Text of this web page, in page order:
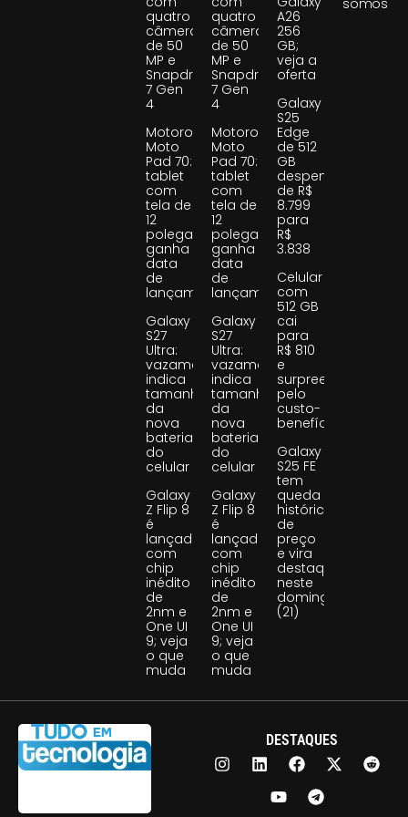
quatro
câmeras
de 50
MP e
Snapdragon
7 Gen
4
Motorola
Moto
Pad 70:
tablet
com
tela de
12
polegadas
ganha
data
de
lançamento
Galaxy
S27
Ultra:
vazamento
indica
tamanho
da
nova
bateria
do
celular
Galaxy
Z Flip 8
é
lançado
com
chip
inédito
de
2nm e
One UI
9; veja
o que
muda
quatro
câmeras
de 50
MP e
Snapdragon
7 Gen
4
Motorola
Moto
Pad 70:
tablet
com
tela de
12
polegadas
ganha
data
de
lançamento
Galaxy
S27
Ultra:
vazamento
indica
tamanho
da
nova
bateria
do
celular
Galaxy
Z Flip 8
é
lançado
com
chip
inédito
de
2nm e
One UI
9; veja
o que
muda
A26
256
GB;
veja a
oferta
Galaxy
S25
Edge
de 512
GB
despenca
de R$
8.799
para
R$
3.838
Celular
com
512 GB
cai
para
R$ 810
e
surpreende
pelo
custo-
benefício
Galaxy
S25 FE
tem
queda
histórica
de
preço
e vira
destaque
neste
domingo
(21)
DESTAQUES